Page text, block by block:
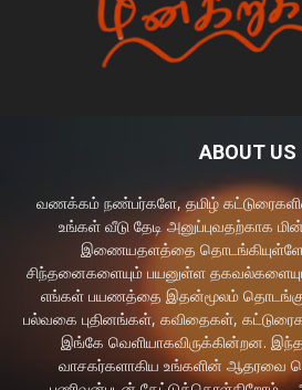
ABOUT US
வணக்கம் நண்பர்களே, தமிழ்
உங்கள் வீடு தேடி அனுப்புவதற்காக
இணையதளத்தை
சிந்தனைகளையும் பயனுள்ள
எங்கள் பயணத்தை இதன்மூலம்
பல்வகை புதினங்கள், கவிதைகள்,
இங்கே வெளியாகவிருக்கின்றன.
வாசகர்களாகிய உங்களின் ஆதரவை